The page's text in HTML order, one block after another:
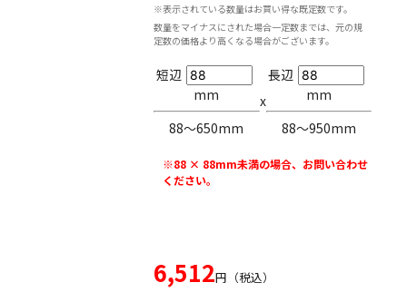
※表示されている数量はお買い得な既定数です。
数量をマイナスにされた場合一定数までは、元の規
定数の価格より高くなる場合がございます。
短辺
mm
88〜650mm
x
長辺
mm
88〜950mm
※88 × 88mm未満の場合、お問い合わせ
ください。
6,512円（税込）